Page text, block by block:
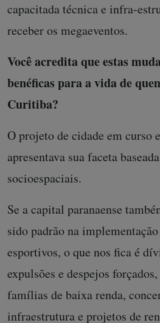
capacitada técnica e infra-
receber os megaeventos.
Você acredita que estas
benéficas para a vida de
Curitiba?
O projeto de cidade em curso
apresentava sua faceta
socioespaciais.
Se a capital paranaense
sido padrão na
esportivos, o que nos fica é
expulsões e despejos
famílias de baixa renda,
infraestrutura e projetos de